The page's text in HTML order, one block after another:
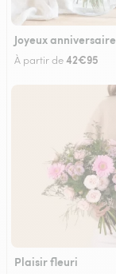
Joyeux anniversaire
À partir de42€95
Plaisir fleuri